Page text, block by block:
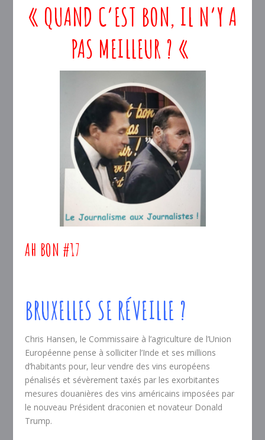
« QUAND C’EST BON, IL N’Y A
PAS MEILLEUR ? «
AH BON #17
BRUXELLES SE RÉVEILLE ?
Chris Hansen, le Commissaire à l’agriculture de l’Union
Européenne pense à solliciter l’Inde et ses millions
d’habitants pour, leur vendre des vins européens
pénalisés et sévèrement taxés par les exorbitantes
mesures douanières des vins américains imposées par
le nouveau Président draconien et novateur Donald
Trump.